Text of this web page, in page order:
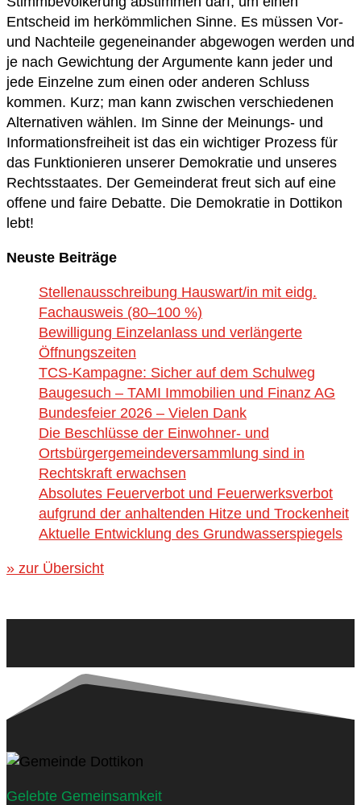
Entscheid im herkömmlichen Sinne. Es müssen Vor-
und Nachteile gegeneinander abgewogen werden und
je nach Gewichtung der Argumente kann jeder und
jede Einzelne zum einen oder anderen Schluss
kommen. Kurz; man kann zwischen verschiedenen
Alternativen wählen. Im Sinne der Meinungs- und
Informationsfreiheit ist das ein wichtiger Prozess für
das Funktionieren unserer Demokratie und unseres
Rechtsstaates. Der Gemeinderat freut sich auf eine
offene und faire Debatte. Die Demokratie in Dottikon
lebt!
Neuste Beiträge
Stellenausschreibung Hauswart/in mit eidg.
Fachausweis (80–100 %)
Bewilligung Einzelanlass und verlängerte
Öffnungszeiten
TCS-Kampagne: Sicher auf dem Schulweg
Baugesuch – TAMI Immobilien und Finanz AG
Bundesfeier 2026 – Vielen Dank
Die Beschlüsse der Einwohner- und
Ortsbürgergemeindeversammlung sind in
Rechtskraft erwachsen
Absolutes Feuerverbot und Feuerwerksverbot
aufgrund der anhaltenden Hitze und Trockenheit
Aktuelle Entwicklung des Grundwasserspiegels
» zur Übersicht
Gelebte Gemeinsamkeit